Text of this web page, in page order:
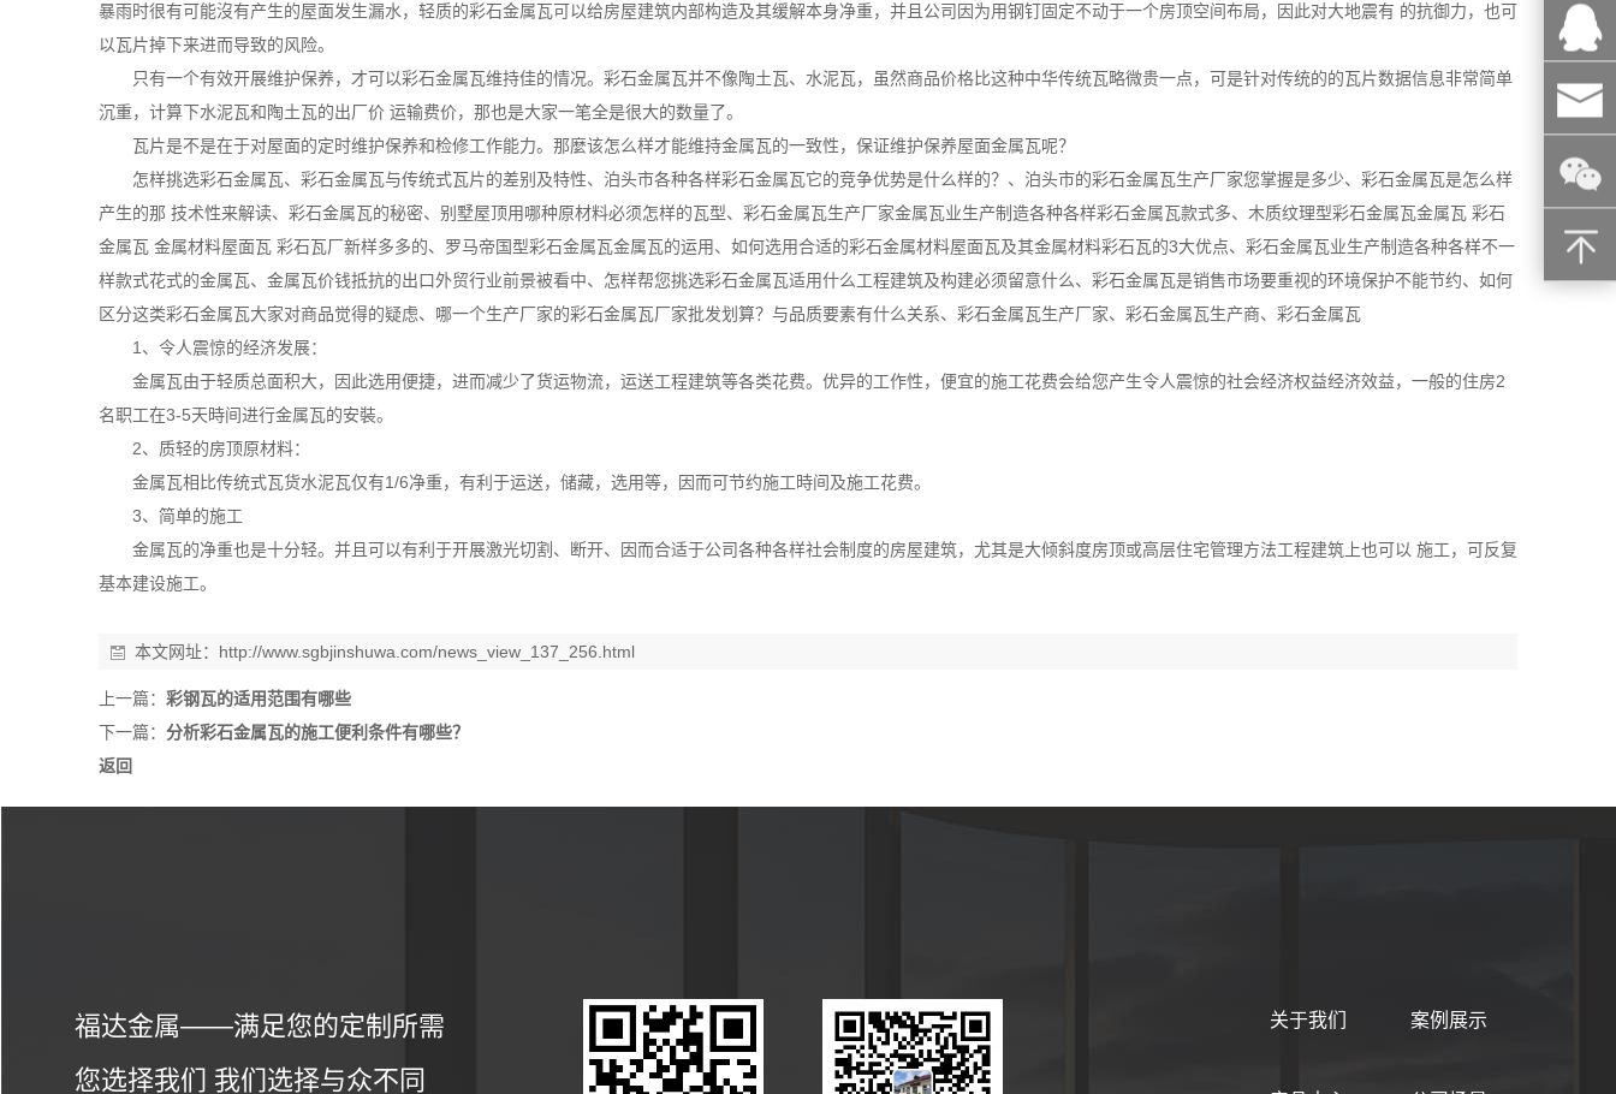
暴雨时很有可能沒有产生的屋面发生漏水，轻质的彩石金属瓦可以给房屋建筑内部构造及其缓解本身净重，并且公司因为用钢钉固定不动于一个房顶空间布局，因此对大地震有 的抗御力，也可
以瓦片掉下来进而导致的风险。
只有一个有效开展维护保养，才可以彩石金属瓦维持佳的情况。彩石金属瓦并不像陶土瓦、水泥瓦，虽然商品价格比这种中华传统瓦略微贵一点，可是针对传统的的瓦片数据信息非常简单
沉重，计算下水泥瓦和陶土瓦的出厂价 运输费价，那也是大家一笔全是很大的数量了。
瓦片是不是在于对屋面的定时维护保养和检修工作能力。那麼该怎么样才能维持金属瓦的一致性，保证维护保养屋面金属瓦呢？
怎样挑选彩石金属瓦、彩石金属瓦与传统式瓦片的差别及特性、泊头市各种各样彩石金属瓦它的竞争优势是什么样的？、泊头市的彩石金属瓦生产厂家您掌握是多少、彩石金属瓦是怎么样
产生的那 技术性来解读、彩石金属瓦的秘密、别墅屋顶用哪种原材料必须怎样的瓦型、彩石金属瓦生产厂家金属瓦业生产制造各种各样彩石金属瓦款式多、木质纹理型彩石金属瓦金属瓦 彩石
金属瓦 金属材料屋面瓦 彩石瓦厂新样多多的、罗马帝国型彩石金属瓦金属瓦的运用、如何选用合适的彩石金属材料屋面瓦及其金属材料彩石瓦的3大优点、彩石金属瓦业生产制造各种各样不一
样款式花式的金属瓦、金属瓦价钱抵抗的出口外贸行业前景被看中、怎样帮您挑选彩石金属瓦适用什么工程建筑及构建必须留意什么、彩石金属瓦是销售市场要重视的环境保护不能节约、如何
区分这类彩石金属瓦大家对商品觉得的疑虑、哪一个生产厂家的彩石金属瓦厂家批发划算？与品质要素有什么关系、彩石金属瓦生产厂家、彩石金属瓦生产商、彩石金属瓦
1、令人震惊的经济发展：
金属瓦由于轻质总面积大，因此选用便捷，进而减少了货运物流，运送工程建筑等各类花费。优异的工作性，便宜的施工花费会给您产生令人震惊的社会经济权益经济效益，一般的住房2
名职工在3-5天時间进行金属瓦的安裝。
2、质轻的房顶原材料：
金属瓦相比传统式瓦货水泥瓦仅有1/6净重，有利于运送，储藏，选用等，因而可节约施工時间及施工花费。
3、简单的施工
金属瓦的净重也是十分轻。并且可以有利于开展激光切割、断开、因而合适于公司各种各样社会制度的房屋建筑，尤其是大倾斜度房顶或高层住宅管理方法工程建筑上也可以 施工，可反复
基本建设施工。
本文网址： http://www.sgbjinshuwa.com/news_view_137_256.html
上一篇： 彩钢瓦的适用范围有哪些
下一篇： 分析彩石金属瓦的施工便利条件有哪些？
返回
福达金属——满足您的定制所需
您选择我们 我们选择与众不同
关于我们 案例展示